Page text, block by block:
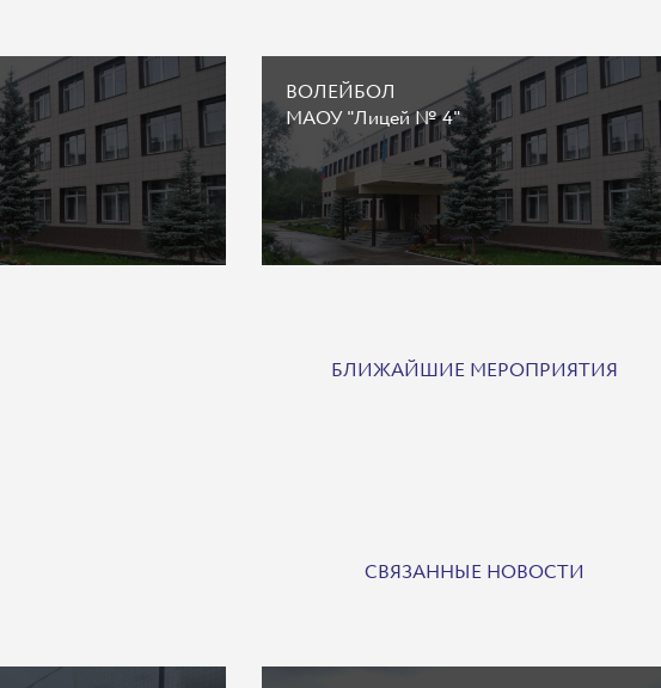
ВОЛЕЙБОЛ
МАОУ "Лицей № 4"
БЛИЖАЙШИЕ МЕРОПРИЯТИЯ
СВЯЗАННЫЕ НОВОСТИ